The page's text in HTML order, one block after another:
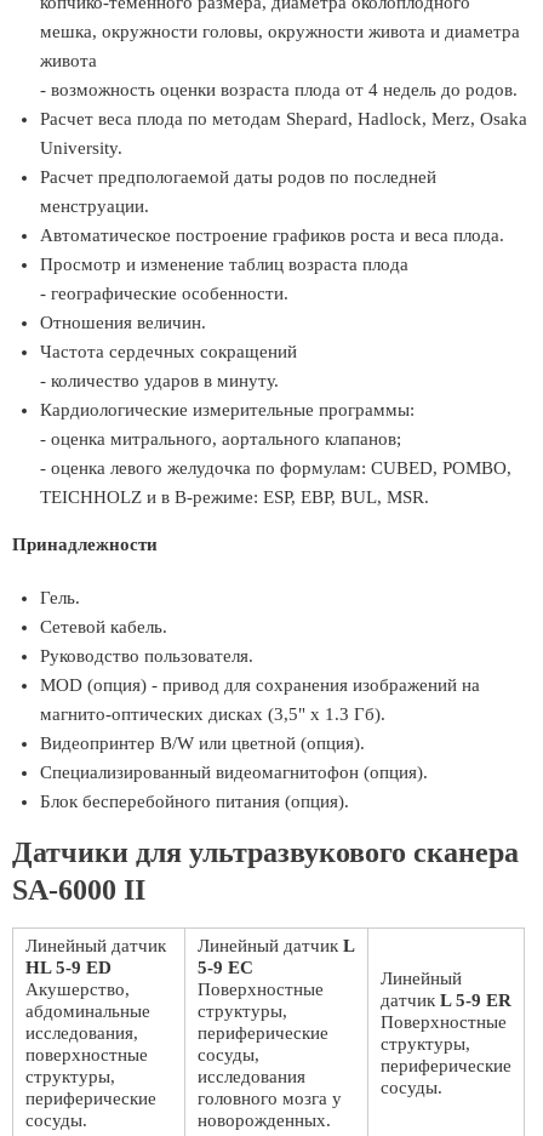
мешка, окружности головы, окружности живота и диаметра
живота
- возможность оценки возраста плода от 4 недель до родов.
Расчет веса плода по методам Shepard, Hadlock, Merz, Osaka
University.
Расчет предпологаемой даты родов по последней
менструации.
Автоматическое построение графиков роста и веса плода.
Просмотр и изменение таблиц возраста плода
- географические особенности.
Отношения величин.
Частота сердечных сокращений
- количество ударов в минуту.
Кардиологические измерительные программы:
- оценка митрального, аортального клапанов;
- оценка левого желудочка по формулам: CUBED, POMBO,
TEICHHOLZ и в B-режиме: ESP, EBP, BUL, MSR.
Принадлежности
Гель.
Сетевой кабель.
Руководство пользователя.
MOD (опция) - привод для сохранения изображений на
магнито-оптических дисках (3,5" x 1.3 Гб).
Видеопринтер B/W или цветной (опция).
Специализированный видеомагнитофон (опция).
Блок бесперебойного питания (опция).
Датчики для ультразвукового сканера
SA-6000 II
Линейный датчик
HL 5-9 ED
Акушерство,
абдоминальные
исследования,
поверхностные
структуры,
периферические
сосуды.
Линейный датчик L
5-9 EC
Поверхностные
структуры,
периферические
сосуды,
исследования
головного мозга у
новорожденных.
Линейный
датчик L 5-9 ER
Поверхностные
структуры,
периферические
сосуды.